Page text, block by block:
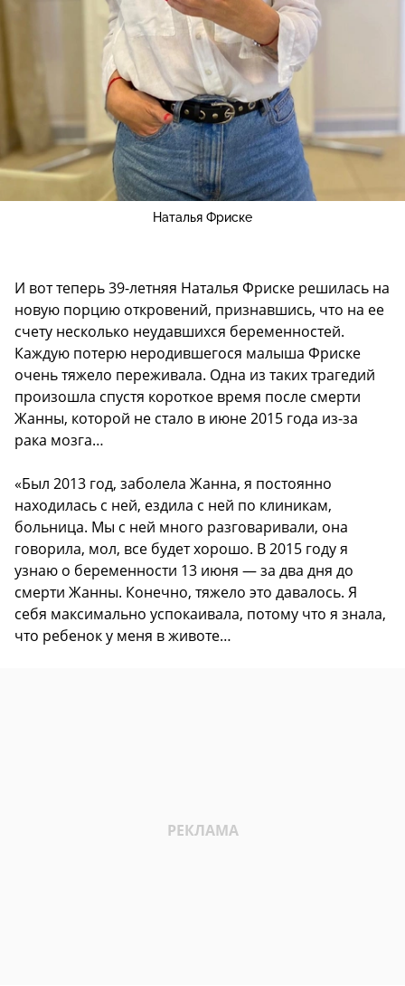
Наталья Фриске
И вот теперь 39-летняя Наталья Фриске решилась на
новую порцию откровений, признавшись, что на ее
счету несколько неудавшихся беременностей.
Каждую потерю неродившегося малыша Фриске
очень тяжело переживала. Одна из таких трагедий
произошла спустя короткое время после смерти
Жанны, которой не стало в июне 2015 года из-за
рака мозга…
«Был 2013 год, заболела Жанна, я постоянно
находилась с ней, ездила с ней по клиникам,
больница. Мы с ней много разговаривали, она
говорила, мол, все будет хорошо. В 2015 году я
узнаю о беременности 13 июня — за два дня до
смерти Жанны. Конечно, тяжело это давалось. Я
себя максимально успокаивала, потому что я знала,
что ребенок у меня в животе…